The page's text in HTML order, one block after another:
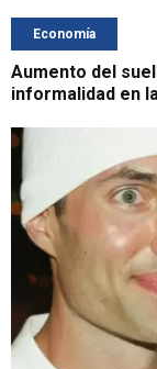
Economía
Aumento del
informalidad en